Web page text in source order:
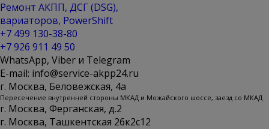
Ремонт АКПП, ДСГ (DSG),
вариаторов, PowerShift
+7 499 130-38-80
+7 926 911 49 50
WhatsApp, Viber и Telegram
E-mail: info@service-akpp24.ru
г. Москва, Беловежская, 4a
Пересечение внутренней стороны МКАД и Можайского шоссе, заезд со МКАД
г. Москва, Ферганская, д.2
г. Москва, Ташкентская 26к2с12